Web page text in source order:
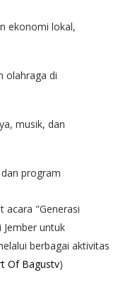
ekonomi lokal,
olahraga di
musik, dan
program
acara "Generasi
Jember untuk
berbagai aktivitas
Of Bagustv)